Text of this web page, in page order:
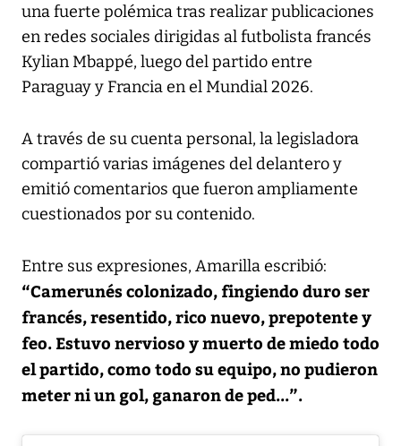
una fuerte polémica tras realizar publicaciones
en redes sociales dirigidas al futbolista francés
Kylian Mbappé, luego del partido entre
Paraguay y Francia en el Mundial 2026.
A través de su cuenta personal, la legisladora
compartió varias imágenes del delantero y
emitió comentarios que fueron ampliamente
cuestionados por su contenido.
Entre sus expresiones, Amarilla escribió:
“Camerunés colonizado, fingiendo duro ser
francés, resentido, rico nuevo, prepotente y
feo. Estuvo nervioso y muerto de miedo todo
el partido, como todo su equipo, no pudieron
meter ni un gol, ganaron de ped...”.